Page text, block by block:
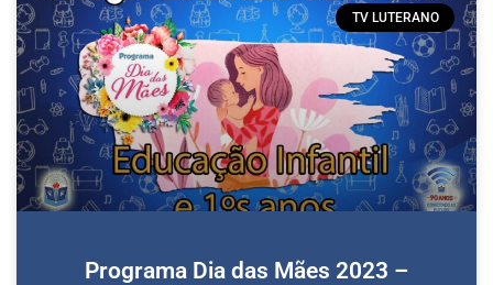
TV LUTERANO
Programa Dia das Mães 2023 –